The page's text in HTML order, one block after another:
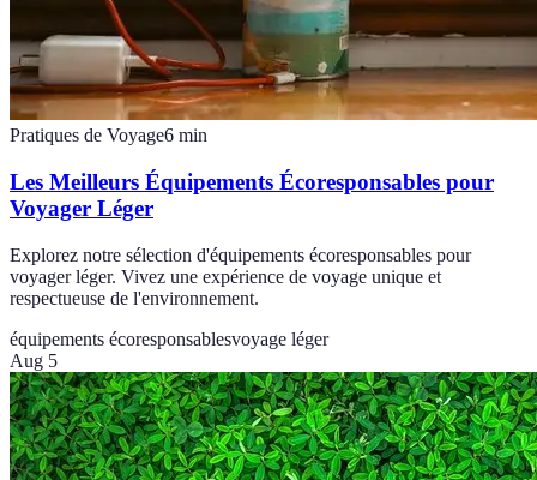
Pratiques de Voyage6 min
Les Meilleurs Équipements Écoresponsables pour
Voyager Léger
Explorez notre sélection d'équipements écoresponsables pour
voyager léger. Vivez une expérience de voyage unique et
respectueuse de l'environnement.
équipements écoresponsablesvoyage léger
Aug 5